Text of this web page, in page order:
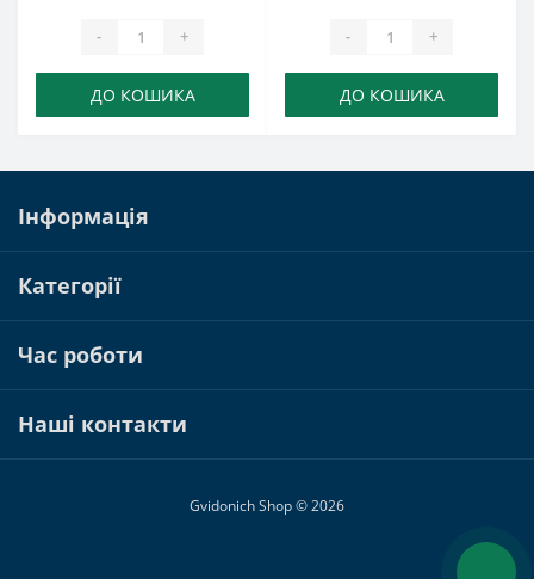
- +
ДО КОШИКА
- +
ДО КОШИКА
Інформація
Категорії
Час роботи
Наші контакти
Gvidonich Shop © 2026